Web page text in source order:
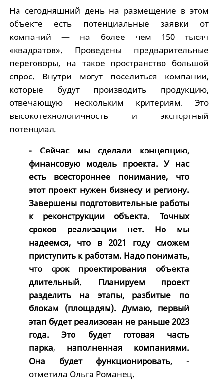
На сегодняшний день на размещение в этом
объекте есть потенциальные заявки от
компаний — на более чем 150 тысяч
«квадратов». Проведены предварительные
переговоры, на такое пространство большой
спрос. Внутри могут поселиться компании,
которые будут производить продукцию,
отвечающую нескольким критериям. Это
высокотехнологичность и экспортный
потенциал.
- Сейчас мы сделали концепцию,
финансовую модель проекта. У нас
есть всестороннее понимание, что
этот проект нужен бизнесу и региону.
Завершены подготовительные работы
к реконструкции объекта. Точных
сроков реализации нет. Но мы
надеемся, что в 2021 году сможем
приступить к работам. Надо понимать,
что срок проектирования объекта
длительный. Планируем проект
разделить на этапы, разбитые по
блокам (площадям). Думаю, первый
этап будет реализован не раньше 2023
года. Это будет готовая часть
парка, наполненная компаниями.
Она будет функционировать,-
отметила Ольга Романец.